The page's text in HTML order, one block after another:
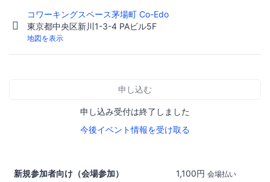
コワーキングスペース茅場町 Co-Edo
東京都中央区新川1-3-4 PAビル5F
地図を表示
申し込む
申し込み受付は終了しました
今後イベント情報を受け取る
新規参加者向け（会場参加） 1,100円 会場払い